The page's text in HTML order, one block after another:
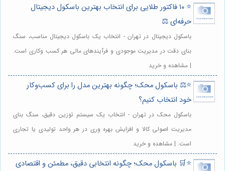
⭐️ ۱۰ فاکتور طلایی برای انتخاب بهترین باسکول دیجیتال
حرفه‌ای ⚖️
باسکول دیجیتال در تهران - انتخاب یک باسکول دیجیتال مناسب، سنگ
بنای دقت در مدیریت موجودی و فرآیندهای مالی هر کسب وکاری است.
| مشاهده و خرید
⭐️⚖️ باسکول محک؛ چگونه بهترین مدل را برای کسب‌وکار
خود انتخاب کنیم؟
باسکول محک در تهران - انتخاب یک سیستم توزین دقیق، سنگ بنای
مدیریت اصولی کالا و افزایش بهره وری در هر واحد تولیدی یا تجاری
است. | مشاهده و خرید
⭐️🛒 باسکول محک؛ چگونه انتخابی دقیق، مطمئن و اقتصادی